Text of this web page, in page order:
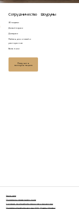
Сотрудничество
3D модели
Дизайнерам
Дилерам
Мебель для отелей и
ресторанов
Вакансии
Получить
консультацию
Шоурумы
Карта сайта
Политика конфиденциальности
Согласие на обработку персональных данных
Политика обработки данных ООО "Яндекс Облако"